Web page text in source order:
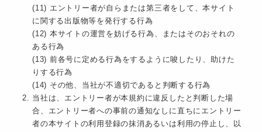
(11) エントリー者が自らまたは第三者をして、本サイト
に関する出版物等を発行する行為
(12) 本サイトの運営を妨げる行為、またはそのおそれの
ある行為
(13) 前各号に定める行為をするように唆したり、助けた
りする行為
(14) その他、当社が不適切であると判断する行為
当社は、エントリー者が本規約に違反したと判断した場
合、エントリー者への事前の通知なしに直ちにエントリー
者の本サイトの利用登録の抹消あるいは利用の停止し、以